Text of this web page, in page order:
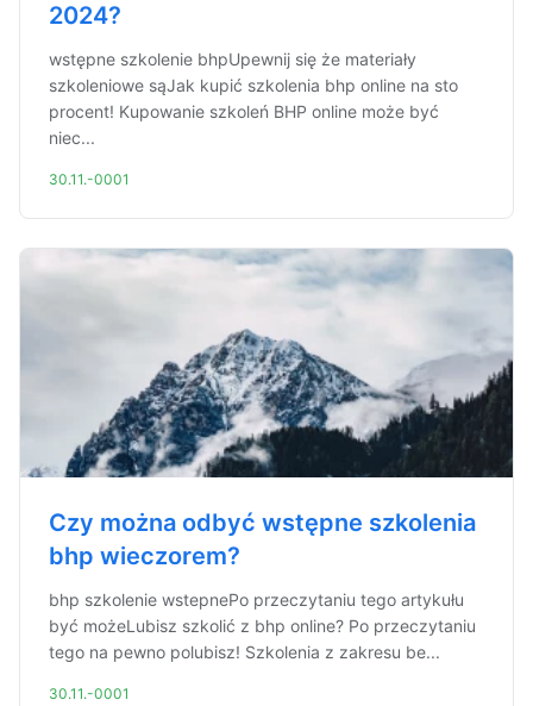
2024?
wstępne szkolenie bhpUpewnij się że materiały
szkoleniowe sąJak kupić szkolenia bhp online na sto
procent! Kupowanie szkoleń BHP online może być
niec...
30.11.-0001
Czy można odbyć wstępne szkolenia
bhp wieczorem?
bhp szkolenie wstepnePo przeczytaniu tego artykułu
być możeLubisz szkolić z bhp online? Po przeczytaniu
tego na pewno polubisz! Szkolenia z zakresu be...
30.11.-0001